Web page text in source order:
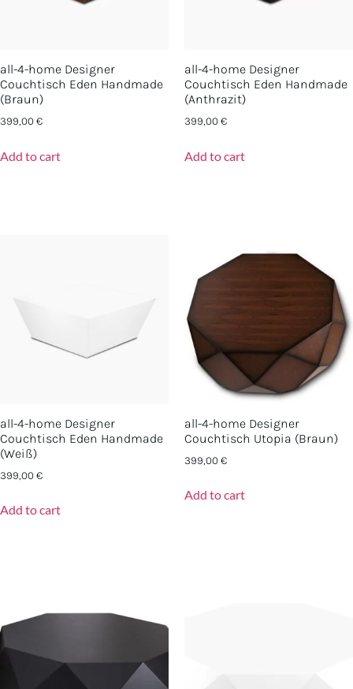
all-4-home Designer
Couchtisch Eden Handmade
(Braun)
399,00€
Add to cart
all-4-home Designer
Couchtisch Eden Handmade
(Anthrazit)
399,00€
Add to cart
all-4-home Designer
Couchtisch Eden Handmade
(Weiß)
399,00€
Add to cart
all-4-home Designer
Couchtisch Utopia (Braun)
399,00€
Add to cart